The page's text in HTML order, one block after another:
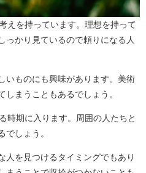
えを持っています。理想を持って
っかり見ているので頼りになる人
いものにも興味があります。美術
まうこともあるでしょう。
時期に入ります。周囲の人たちと
でしょう。
人を見つけるタイミングでもあり